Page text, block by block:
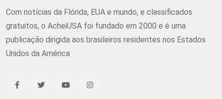
Com notícias da Flórida, EUA e mundo, e classificados
gratuitos, o AcheiUSA foi fundado em 2000 e é uma
publicação dirigida aos brasileiros residentes nos Estados
Unidos da América